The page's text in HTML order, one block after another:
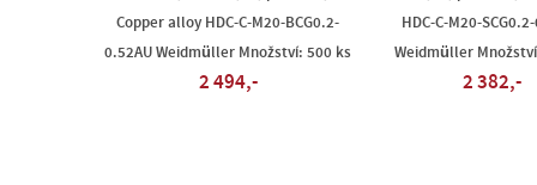
Copper alloy HDC-C-M20-BCG0.2-
0.52AU Weidmüller Množství: 500 ks
2 494,-
HDC-C-M20-
Weidmüller
2 382,-